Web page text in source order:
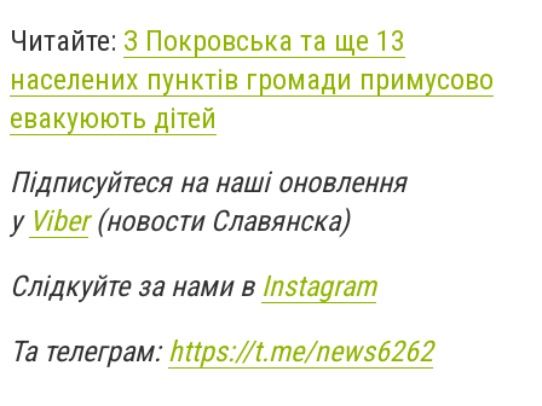
Читайте: З Покровська та ще 13
населених пунктів громади примусово
евакуюють дітей
Підписуйтеся на наші оновлення
у Viber(новости Славянска)
Слідкуйте за нами в Instagram
Та телеграм: https://t.me/news6262